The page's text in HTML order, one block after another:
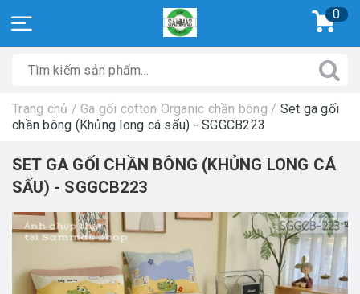
0
Trang chủ / Ga gối cotton Organic chần bông / Set ga gối
chần bông (Khủng long cá sấu) - SGGCB223
SET GA GỐI CHẦN BÔNG (KHỦNG LONG CÁ
SẤU) - SGGCB223